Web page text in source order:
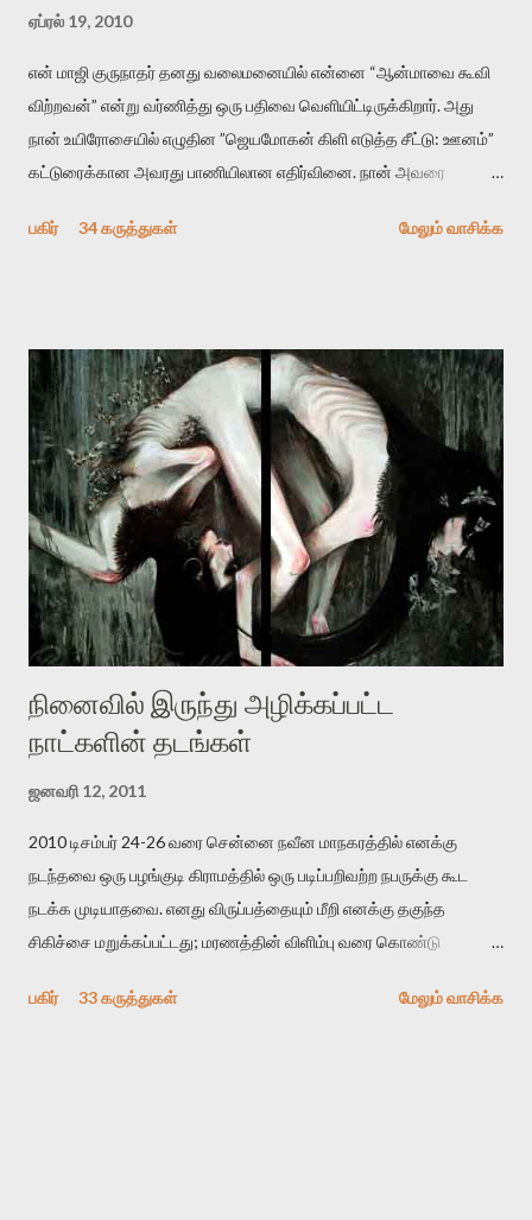
ஏப்ரல் 19, 2010
என் மாஜி குருநாதர் தனது வலைமனையில் என்னை “ஆன்மாவை கூவி
விற்றவன்” என்று வர்ணித்து ஒரு பதிவை வெளியிட்டிருக்கிறார். அது
நான் உயிரோசையில் எழுதின ”ஜெயமோகன் கிளி எடுத்த சீட்டு: ஊனம்”
கட்டுரைக்கான அவரது பாணியிலான எதிர்வினை. நான் அவரை
பதிவை படித்த நண்பர்கள் பலரும் அவருக்காக இரக்கப்பட்டார்கள்.
தனது இணையதளத்திலே தொடர்ந்து பதிவு செய்கிறார். உயிர்மை
இன்னும் சில வருடங்களுக்கு தனக்கு எதிராக எழுத்தாளர்களை ஏவி
விட்டபடி இருக்கும் என்று ஒரு அச்சத்தை வெளிப்படுத்தியபடி
இருக்கிறார். அவர் கடுமையான பாதுகாப்பின்மை மனநிலையில் உள்ளார்.
உயிர்மை அவரை தாக்க உத்தேசித்தாலும் இல்லை என்றாலும்
ஜெயமோகன் அந்த பிரமையால் தொடர்ந்து அச்சுறுத்தலுக்கு உள்ளாகி
உள்ளார். உங்களை பற்றின இந்த தாக்குதல் கூட இதன் வெளிப்பாடு தான்”.
உண்மையே! ராக்கி படத்தில் குத்துச்சண்டை வீரராக வரும் சில்வெஸ்டர்
ஓரிடத்தில் சொல்வார்: ...
பகிர் 34 கருத்துகள் மேலும் வாசிக்க
நினைவில் இருந்து அழிக்கப்பட்ட
நாட்களின் தடங்கள்
ஜனவரி 12, 2011
2010 டிசம்பர் 24-26 வரை சென்னை நவீன மாநகரத்தில் எனக்கு
நடந்தவை ஒரு பழங்குடி கிராமத்தில் ஒரு படிப்பறிவற்ற நபருக்கு கூட
நடக்க முடியாதவை. எனது விருப்பத்தையும் மீறி எனக்கு தகுந்த
சிகிச்சை மறுக்கப்பட்டது; மரணத்தின் விளிம்பு வரை கொண்டு
பகிர்
33 கருத்துகள் மேலும் வாசிக்க